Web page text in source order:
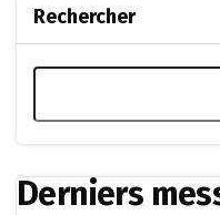
Rechercher
Derniers